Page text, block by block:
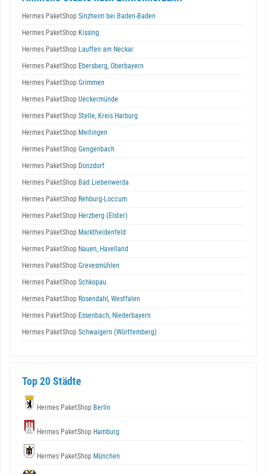
Hermes PaketShop Sinzheim bei Baden-Baden
Hermes PaketShop Kissing
Hermes PaketShop Lauffen am Neckar
Hermes PaketShop Ebersberg, Oberbayern
Hermes PaketShop Grimmen
Hermes PaketShop Ueckermünde
Hermes PaketShop Stelle, Kreis Harburg
Hermes PaketShop Meitingen
Hermes PaketShop Gengenbach
Hermes PaketShop Donzdorf
Hermes PaketShop Bad Liebenwerda
Hermes PaketShop Rehburg-Loccum
Hermes PaketShop Herzberg (Elster)
Hermes PaketShop Marktheidenfeld
Hermes PaketShop Nauen, Havelland
Hermes PaketShop Grevesmühlen
Hermes PaketShop Schkopau
Hermes PaketShop Rosendahl, Westfalen
Hermes PaketShop Essenbach, Niederbayern
Hermes PaketShop Schwaigern (Württemberg)
Top 20 Städte
Hermes PaketShop Berlin
Hermes PaketShop Hamburg
Hermes PaketShop München